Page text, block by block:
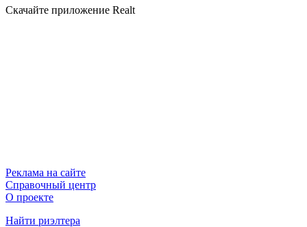
Скачайте приложение Realt
Реклама на сайте
Справочный центр
О проекте
Найти риэлтера